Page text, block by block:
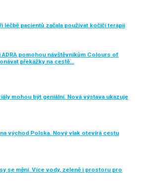
léčbě pacientů začala používat kočičí terapii
pomohou návštěvníkům Colours of
překážky na cestě…
mohou být geniální. Nová výstava ukazuje
východ Polska. Nový vlak otevírá cestu
se mění. Více vody, zeleně i prostoru pro